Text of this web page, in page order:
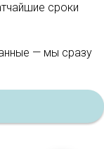
сроки
— мы сразу